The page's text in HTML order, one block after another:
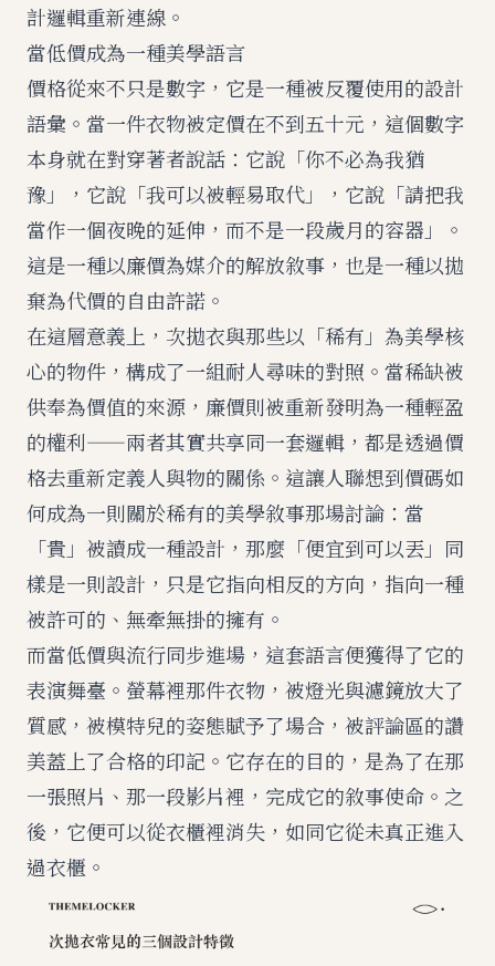
計邏輯重新連線。
當低價成為一種美學語言
價格從來不只是數字，它是一種被反覆使用的設計
語彙。當一件衣物被定價在不到五十元，這個數字
本身就在對穿著者說話：它說「你不必為我猶
豫」，它說「我可以被輕易取代」，它說「請把我
當作一個夜晚的延伸，而不是一段歲月的容器」。
這是一種以廉價為媒介的解放敘事，也是一種以拋
棄為代價的自由許諾。
在這層意義上，次拋衣與那些以「稀有」為美學核
心的物件，構成了一組耐人尋味的對照。當稀缺被
供奉為價值的來源，廉價則被重新發明為一種輕盈
的權利——兩者其實共享同一套邏輯，都是透過價
格去重新定義人與物的關係。這讓人聯想到價碼如
何成為一則關於稀有的美學敘事那場討論：當
「貴」被讀成一種設計，那麼「便宜到可以丟」同
樣是一則設計，只是它指向相反的方向，指向一種
被許可的、無牽無掛的擁有。
而當低價與流行同步進場，這套語言便獲得了它的
表演舞臺。螢幕裡那件衣物，被燈光與濾鏡放大了
質感，被模特兒的姿態賦予了場合，被評論區的讚
美蓋上了合格的印記。它存在的目的，是為了在那
一張照片、那一段影片裡，完成它的敘事使命。之
後，它便可以從衣櫃裡消失，如同它從未真正進入
過衣櫃。